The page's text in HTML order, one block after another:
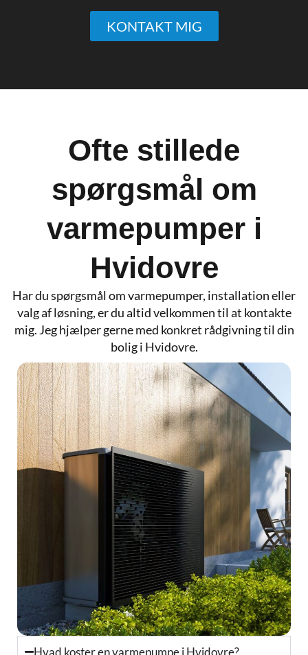
KONTAKT MIG
Ofte stillede
spørgsmål om
varmepumper i
Hvidovre
Har du spørgsmål om varmepumper, installation eller
valg af løsning, er du altid velkommen til at kontakte
mig. Jeg hjælper gerne med konkret rådgivning til din
bolig i Hvidovre.
Hvad koster en varmepumpe i Hvidovre?